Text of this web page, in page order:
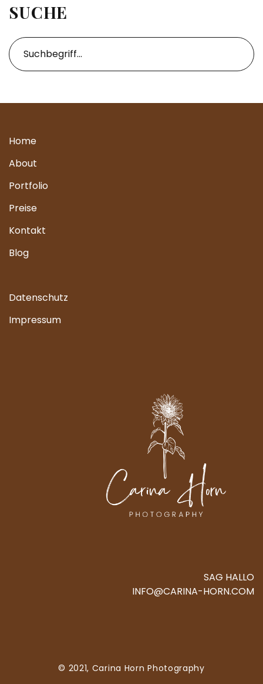
SUCHE
Home
About
Portfolio
Preise
Kontakt
Blog
Datenschutz
Impressum
SAG HALLO
INFO@CARINA-HORN.COM
© 2021, Carina Horn Photography